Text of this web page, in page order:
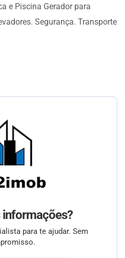
e Piscina Gerador para
Segurança. Transporte
informações?
para te ajudar. Sem